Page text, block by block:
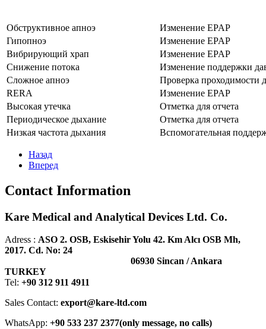
Обструктивное апноэ
Изменение EPAP
Гипопноэ
Изменение EPAP
Вибрирующий храп
Изменение EPAP
Снижение потока
Изменение поддержки
Сложное апноэ
Проверка проходимости
RERA
Изменение EPAP
Высокая утечка
Отметка для отчета
Периодическое дыхание
Отметка для отчета
Низкая частота дыхания
Вспомогательная
Назад
Вперед
Contact Information
Kare Medical and Analytical Devices Ltd. Co.
Adress : ASO 2. OSB, Eskisehir Yolu 42. Km Alcı OSB Mh,
2017. Cd. No: 24
06930 Sincan / Ankara
TURKEY
Tel: +90 312 911 4911
Sales Contact: export@kare-ltd.com
WhatsApp: +90 533 237 2377(only message, no calls)